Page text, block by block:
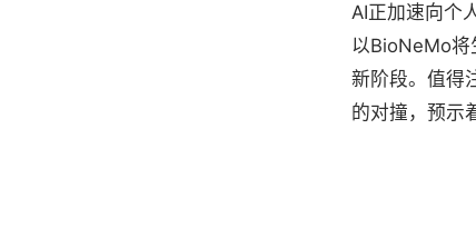
AI正加速向个
以BioNeMo将
新阶段。值得
的对撞，预示